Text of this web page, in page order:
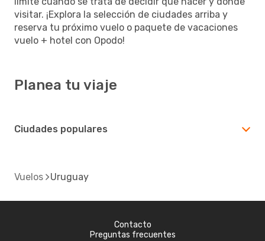
visitar. ¡Explora la selección de ciudades arriba y
reserva tu próximo vuelo o paquete de vacaciones
vuelo + hotel con Opodo!
Planea tu viaje
Ciudades populares
Vuelos Uruguay
Contacto
Preguntas frecuentes